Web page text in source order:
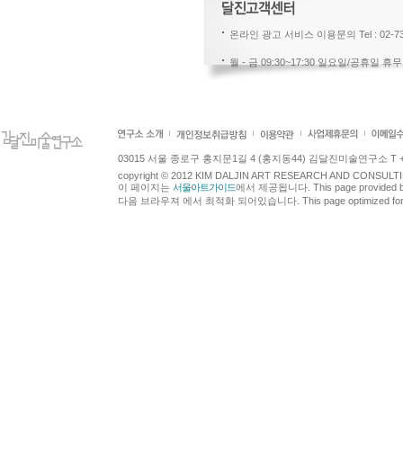
온라인 광고 서비스 이용문의 Tel : 02-
월 - 금 09:30~17:30 일요일/공휴일 휴무
03015 서울 종로구 홍지문1길 4 (홍지동44) 김달진미술연구소 T
copyright © 2012 KIM DALJIN ART RESEARCH AND
이 페이지는 서울아트가이드에서 제공됩니다. This page provided
다음 브라우져 에서 최적화 되어있습니다. This page optimized